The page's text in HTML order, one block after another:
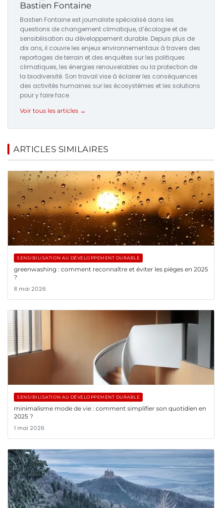
Bastien Fontaine
Bastien Fontaine est journaliste spécialisé dans les
questions de changement climatique, d’écologie et de
sensibilisation au développement durable. Depuis plus de
dix ans, il couvre les enjeux environnementaux à travers des
reportages de terrain et des enquêtes sur les politiques
climatiques, les énergies renouvelables ou la protection de
la biodiversité. Son travail vise à éclairer les conséquences
des activités humaines sur les écosystèmes et les solutions
pour y faire face.
Voir tous les articles →
ARTICLES SIMILAIRES
SENSIBILISATION AU DÉVELOPPEMENT DURABLE
greenwashing : comment reconnaître et éviter les pièges en 2025
?
8 mai 2026
SENSIBILISATION AU DÉVELOPPEMENT DURABLE
minimalisme mode de vie : comment simplifier son quotidien en
2025 ?
1 mai 2026